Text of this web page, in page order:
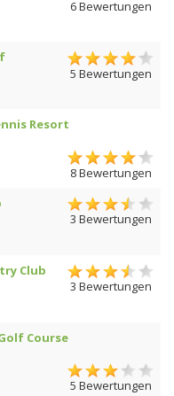
6 Bewertungen
5 Bewertungen
Resort
8 Bewertungen
3 Bewertungen
Club
3 Bewertungen
Course
5 Bewertungen